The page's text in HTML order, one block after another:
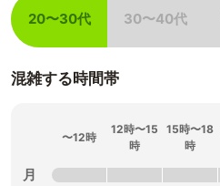
20〜30代
該当
30〜40代
混雑する時間帯
〜12時
12時〜15
時
15時〜18
時
月